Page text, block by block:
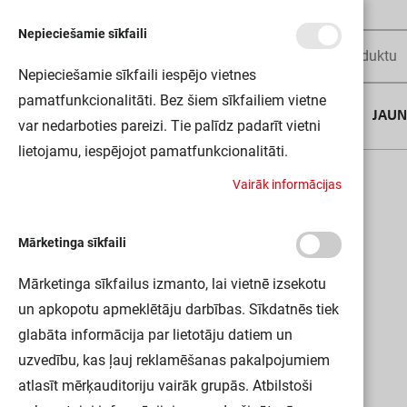
LINEAR LED FLAT SENSOR 830 LEDV
Nepieciešamie sīkfaili
Nepieciešamie sīkfaili iespējo vietnes
pamatfunkcionalitāti. Bez šiem sīkfailiem vietne
var nedarboties pareizi. Tie palīdz padarīt vietni
lietojamu, iespējojot pamatfunkcionalitāti.
Vairāk informācijas
Mārketinga sīkfaili
Mārketinga sīkfailus izmanto, lai vietnē izsekotu
un apkopotu apmeklētāju darbības. Sīkdatnēs tiek
glabāta informācija par lietotāju datiem un
uzvedību, kas ļauj reklamēšanas pakalpojumiem
atlasīt mērķauditoriju vairāk grupās. Atbilstoši